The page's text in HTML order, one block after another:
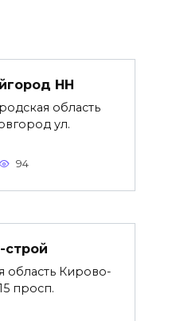
НН
область
ул.
94
строй
область Кирово-
просп.